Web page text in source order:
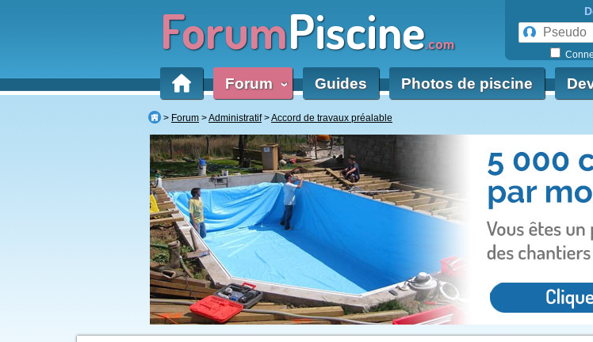
ForumPiscine.com
Forum ‹ Guides Photos de piscine
Forum Administratif Accord de travaux préalable